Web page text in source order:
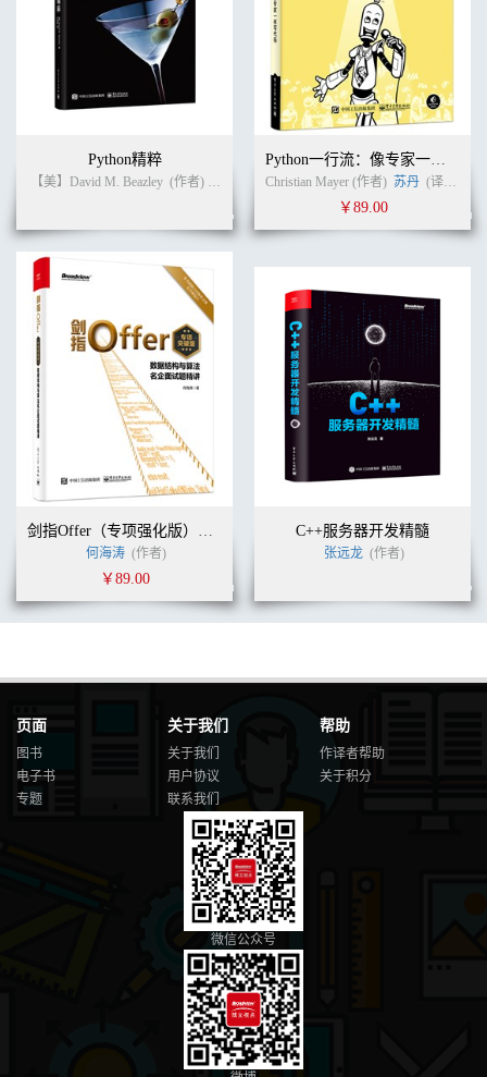
Python精粹
【美】David M. Beazley (作者) (译者)
Christian Mayer (作者) 苏丹 (译者)
￥89.00
何海涛 (作者)
￥89.00
C++服务器开发精髓
张远龙 (作者)
页面
图书
电子书
专题
关于我们
关于我们
用户协议
联系我们
帮助
作译者帮助
关于积分
微信公众号